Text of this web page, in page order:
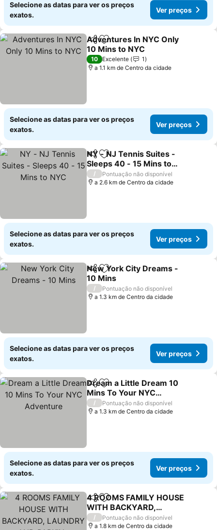
Selecione as datas para ver os preços
exatos.
Ver preços
PartilharAdicionar aos favoritos
Adventures In NYC Only
10 Mins to NYC
10 Excelente
1
a 1.1 km de Centro da cidade
Selecione as datas para ver os preços
exatos.
Ver preços
PartilharAdicionar aos favoritos
NY - NJ Tennis Suites -
Sleeps 40 - 15 Mins to
NYC
/
Pontuação não disponível
a 2.6 km de Centro da cidade
Selecione as datas para ver os preços
exatos.
Ver preços
PartilharAdicionar aos favoritos
New York City Dreams -
10 Mins
/
Pontuação não disponível
a 1.3 km de Centro da cidade
Selecione as datas para ver os preços
exatos.
Ver preços
PartilharAdicionar aos favoritos
Dream a Little Dream 10
Mins To Your NYC
Adventure
/
Pontuação não disponível
a 1.3 km de Centro da cidade
Selecione as datas para ver os preços
exatos.
Ver preços
PartilharAdicionar aos favoritos
4 ROOMS FAMILY HOUSE
WITH BACKYARD,
LAUNDRY AND PARKINg
/
Pontuação não disponível
a 1.8 km de Centro da cidade